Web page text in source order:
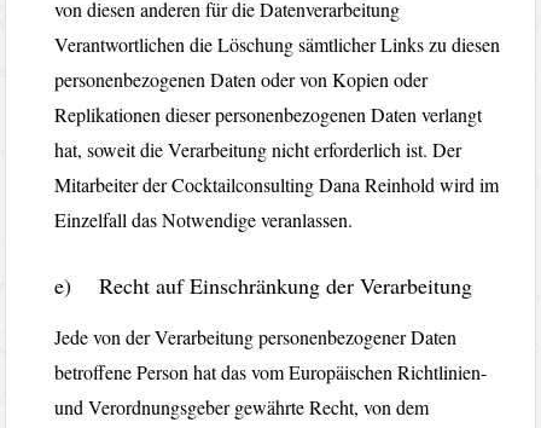
von diesen anderen für die Datenverarbeitung
Verantwortlichen die Löschung sämtlicher Links zu diesen
personenbezogenen Daten oder von Kopien oder
Replikationen dieser personenbezogenen Daten verlangt
hat, soweit die Verarbeitung nicht erforderlich ist. Der
Mitarbeiter der Cocktailconsulting Dana Reinhold wird im
Einzelfall das Notwendige veranlassen.
e) Recht auf Einschränkung der Verarbeitung
Jede von der Verarbeitung personenbezogener Daten
betroffene Person hat das vom Europäischen Richtlinien-
und Verordnungsgeber gewährte Recht, von dem